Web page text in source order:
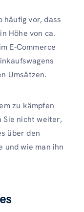
häufig vor, dass
Höhe von ca.
E-Commerce
Umsätzen.
zu kämpfen
Sie nicht weiter,
über den
und wie man ihn